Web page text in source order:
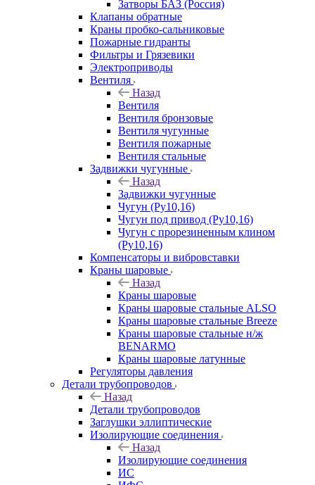
Затворы БАЗ (Россия)
Клапаны обратные
Краны пробко-сальниковые
Пожарные гидранты
Фильтры и Грязевики
Электроприводы
Вентиля
Назад
Вентиля
Вентиля бронзовые
Вентиля чугунные
Вентиля пожарные
Вентиля стальные
Задвижки чугунные
Назад
Задвижки чугунные
Чугун (Ру10,16)
Чугун под привод (Ру10,16)
Чугун с прорезиненным клином
(Ру10,16)
Компенсаторы и вибровставки
Краны шаровые
Назад
Краны шаровые
Краны шаровые стальные ALSO
Краны шаровые стальные Breeze
Краны шаровые стальные н/ж
BENARMO
Краны шаровые латунные
Регуляторы давления
Детали трубопроводов
Назад
Детали трубопроводов
Заглушки эллиптические
Изолирующие соединения
Назад
Изолирующие соединения
ИС